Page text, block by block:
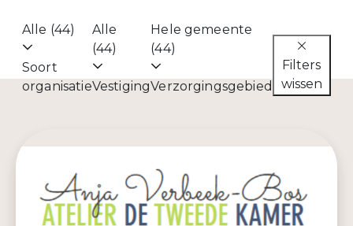
Alle (44)
Soort
organisatie
Alle
(44)
Vestiging
Hele gemeente
(44)
Verzorgingsgebied
Filters
wissen